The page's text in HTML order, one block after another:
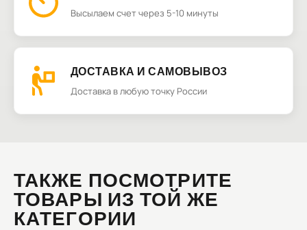
Высылаем счет через 5-10 минуты
ДОСТАВКА И САМОВЫВОЗ
Доставка в любую точку России
ТАКЖЕ ПОСМОТРИТЕ
ТОВАРЫ ИЗ ТОЙ ЖЕ
КАТЕГОРИИ